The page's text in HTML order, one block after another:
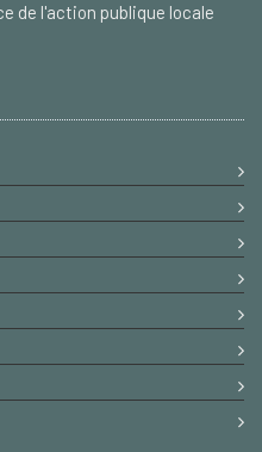
de l'action publique locale